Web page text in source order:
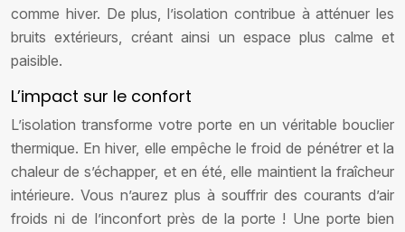
comme hiver. De plus, l’isolation contribue à atténuer les
bruits extérieurs, créant ainsi un espace plus calme et
paisible.
L’impact sur le confort
L’isolation transforme votre porte en un véritable bouclier
thermique. En hiver, elle empêche le froid de pénétrer et la
chaleur de s’échapper, et en été, elle maintient la fraîcheur
intérieure. Vous n’aurez plus à souffrir des courants d’air
froids ni de l’inconfort près de la porte ! Une porte bien